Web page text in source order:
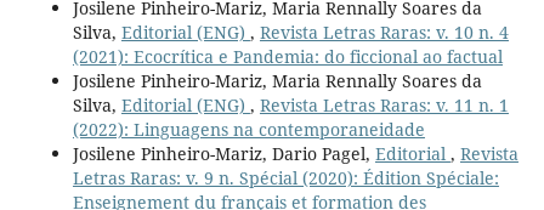
Josilene Pinheiro-Mariz, Maria Rennally Soares da
Silva, Editorial (ENG) , Revista Letras Raras: v. 10 n. 4
(2021): Ecocrítica e Pandemia: do ficcional ao factual
Josilene Pinheiro-Mariz, Maria Rennally Soares da
Silva, Editorial (ENG) , Revista Letras Raras: v. 11 n. 1
(2022): Linguagens na contemporaneidade
Josilene Pinheiro-Mariz, Dario Pagel, Editorial , Revista
Letras Raras: v. 9 n. Spécial (2020): Édition Spéciale:
Enseignement du français et formation des